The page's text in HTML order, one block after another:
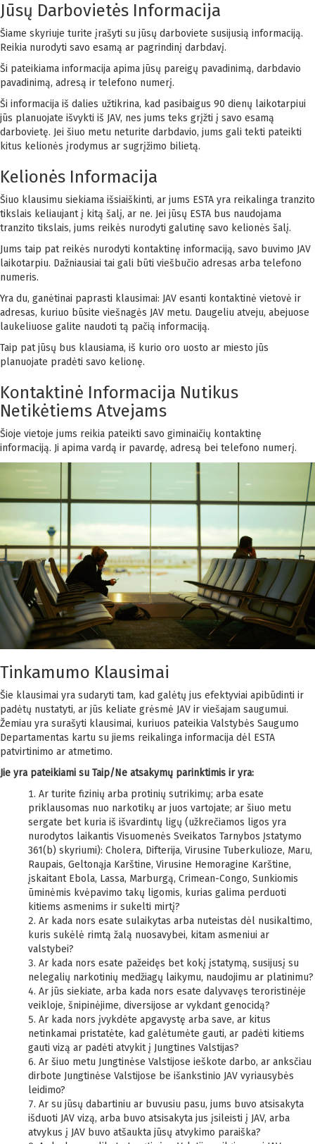
Jūsų Darbovietės Informacija
Šiame skyriuje turite įrašyti su jūsų darboviete susijusią informaciją.
Reikia nurodyti savo esamą ar pagrindinį darbdavį.
Ši pateikiama informacija apima jūsų pareigų pavadinimą, darbdavio
pavadinimą, adresą ir telefono numerį.
Ši informacija iš dalies užtikrina, kad pasibaigus 90 dienų laikotarpiui
jūs planuojate išvykti iš JAV, nes jums teks grįžti į savo esamą
darbovietę. Jei šiuo metu neturite darbdavio, jums gali tekti pateikti
kitus kelionės įrodymus ar sugrįžimo bilietą.
Kelionės Informacija
Šiuo klausimu siekiama išsiaiškinti, ar jums ESTA yra reikalinga tranzito
tikslais keliaujant į kitą šalį, ar ne. Jei jūsų ESTA bus naudojama
tranzito tikslais, jums reikės nurodyti galutinę savo kelionės šalį.
Jums taip pat reikės nurodyti kontaktinę informaciją, savo buvimo JAV
laikotarpiu. Dažniausiai tai gali būti viešbučio adresas arba telefono
numeris.
Yra du, ganėtinai paprasti klausimai: JAV esanti kontaktinė vietovė ir
adresas, kuriuo būsite viešnagės JAV metu. Daugeliu atveju, abejuose
laukeliuose galite naudoti tą pačią informaciją.
Taip pat jūsų bus klausiama, iš kurio oro uosto ar miesto jūs
planuojate pradėti savo kelionę.
Kontaktinė Informacija Nutikus
Netikėtiems Atvejams
Šioje vietoje jums reikia pateikti savo giminaičių kontaktinę
informaciją. Ji apima vardą ir pavardę, adresą bei telefono numerį.
Tinkamumo Klausimai
Šie klausimai yra sudaryti tam, kad galėtų jus efektyviai apibūdinti ir
padėtų nustatyti, ar jūs keliate grėsmė JAV ir viešajam saugumui.
Žemiau yra surašyti klausimai, kuriuos pateikia Valstybės Saugumo
Departamentas kartu su jiems reikalinga informacija dėl ESTA
patvirtinimo ar atmetimo.
Jie yra pateikiami su Taip/Ne atsakymų parinktimis ir yra:
Ar turite fizinių arba protinių sutrikimų; arba esate
priklausomas nuo narkotikų ar juos vartojate; ar šiuo metu
sergate bet kuria iš išvardintų ligų (užkrečiamos ligos yra
nurodytos laikantis Visuomenės Sveikatos Tarnybos Įstatymo
361(b) skyriumi): Cholera, Difterija, Virusine Tuberkulioze, Maru,
Raupais, Geltonąja Karštine, Virusine Hemoragine Karštine,
įskaitant Ebola, Lassa, Marburgą, Crimean-Congo, Sunkiomis
ūminėmis kvėpavimo takų ligomis, kurias galima perduoti
kitiems asmenims ir sukelti mirtį?
Ar kada nors esate sulaikytas arba nuteistas dėl nusikaltimo,
kuris sukėlė rimtą žalą nuosavybei, kitam asmeniui ar
valstybei?
Ar kada nors esate pažeidęs bet kokį įstatymą, susijusį su
nelegalių narkotinių medžiagų laikymu, naudojimu ar platinimu?
Ar jūs siekiate, arba kada nors esate dalyvavęs teroristinėje
veikloje, šnipinėjime, diversijose ar vykdant genocidą?
Ar kada nors įvykdėte apgavystę arba save, ar kitus
netinkamai pristatėte, kad galėtumėte gauti, ar padėti kitiems
gauti vizą ar padėti atvykit į Jungtines Valstijas?
Ar šiuo metu Jungtinėse Valstijose ieškote darbo, ar anksčiau
dirbote Jungtinėse Valstijose be išankstinio JAV vyriausybės
leidimo?
Ar su jūsų dabartiniu ar buvusiu pasu, jums buvo atsisakyta
išduoti JAV vizą, arba buvo atsisakyta jus įsileisti į JAV, arba
atvykus į JAV buvo atšaukta jūsų atvykimo paraiška?